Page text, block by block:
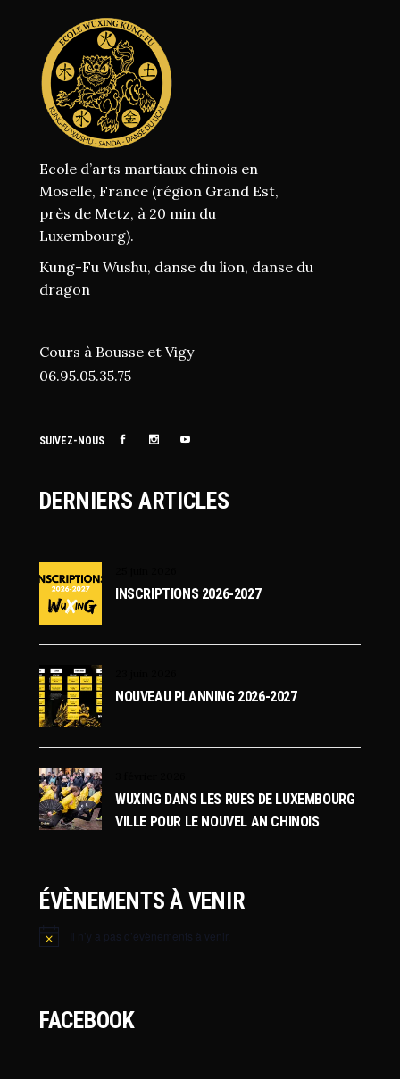
Ecole d’arts martiaux chinois en
Moselle, France (région Grand Est,
près de Metz, à 20 min du
Luxembourg).
Kung-Fu Wushu, danse du lion, danse du
dragon
Cours à Bousse et Vigy
06.95.05.35.75
SUIVEZ-NOUS
DERNIERS ARTICLES
INSCRIPTIONS 2026-2027
NOUVEAU PLANNING 2026-2027
WUXING DANS LES RUES DE LUXEMBOURG
VILLE POUR LE NOUVEL AN CHINOIS
ÉVÈNEMENTS À VENIR
Notice Il n’y a pas d’évènements à venir.
FACEBOOK